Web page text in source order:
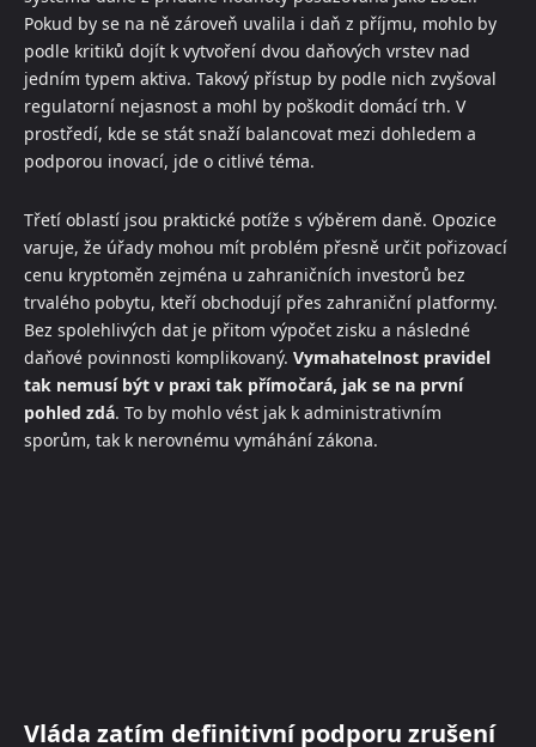
Pokud by se na ně zároveň uvalila i daň z příjmu, mohlo by
podle kritiků dojít k vytvoření dvou daňových vrstev nad
jedním typem aktiva. Takový přístup by podle nich zvyšoval
regulatorní nejasnost a mohl by poškodit domácí trh. V
prostředí, kde se stát snaží balancovat mezi dohledem a
podporou inovací, jde o citlivé téma.
Třetí oblastí jsou praktické potíže s výběrem daně. Opozice
varuje, že úřady mohou mít problém přesně určit pořizovací
cenu kryptoměn zejména u zahraničních investorů bez
trvalého pobytu, kteří obchodují přes zahraniční platformy.
Bez spolehlivých dat je přitom výpočet zisku a následné
daňové povinnosti komplikovaný. Vymahatelnost pravidel
tak nemusí být v praxi tak přímočará, jak se na první
pohled zdá. To by mohlo vést jak k administrativním
sporům, tak k nerovnému vymáhání zákona.
Vláda zatím definitivní podporu zrušení